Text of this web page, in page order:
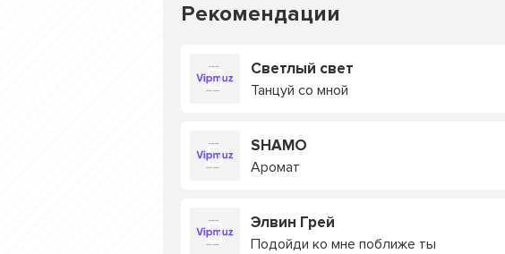
Рекомендации
Светлый свет
Танцуй со мной
SHAMO
Аромат
Элвин Грей
Подойди ко мне поближе ты